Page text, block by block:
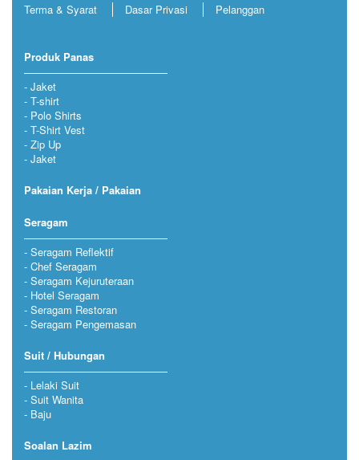
Terma & Syarat Dasar Privasi Pelanggan
Produk Panas
Jaket
T-shirt
Polo Shirts
T-Shirt Vest
Zip Up
Jaket
Pakaian Kerja / Pakaian
Seragam
Seragam Reflektif
Chef Seragam
Seragam Kejuruteraan
Hotel Seragam
Seragam Restoran
Seragam Pengemasan
Suit / Hubungan
Lelaki Suit
Suit Wanita
Baju
Soalan Lazim